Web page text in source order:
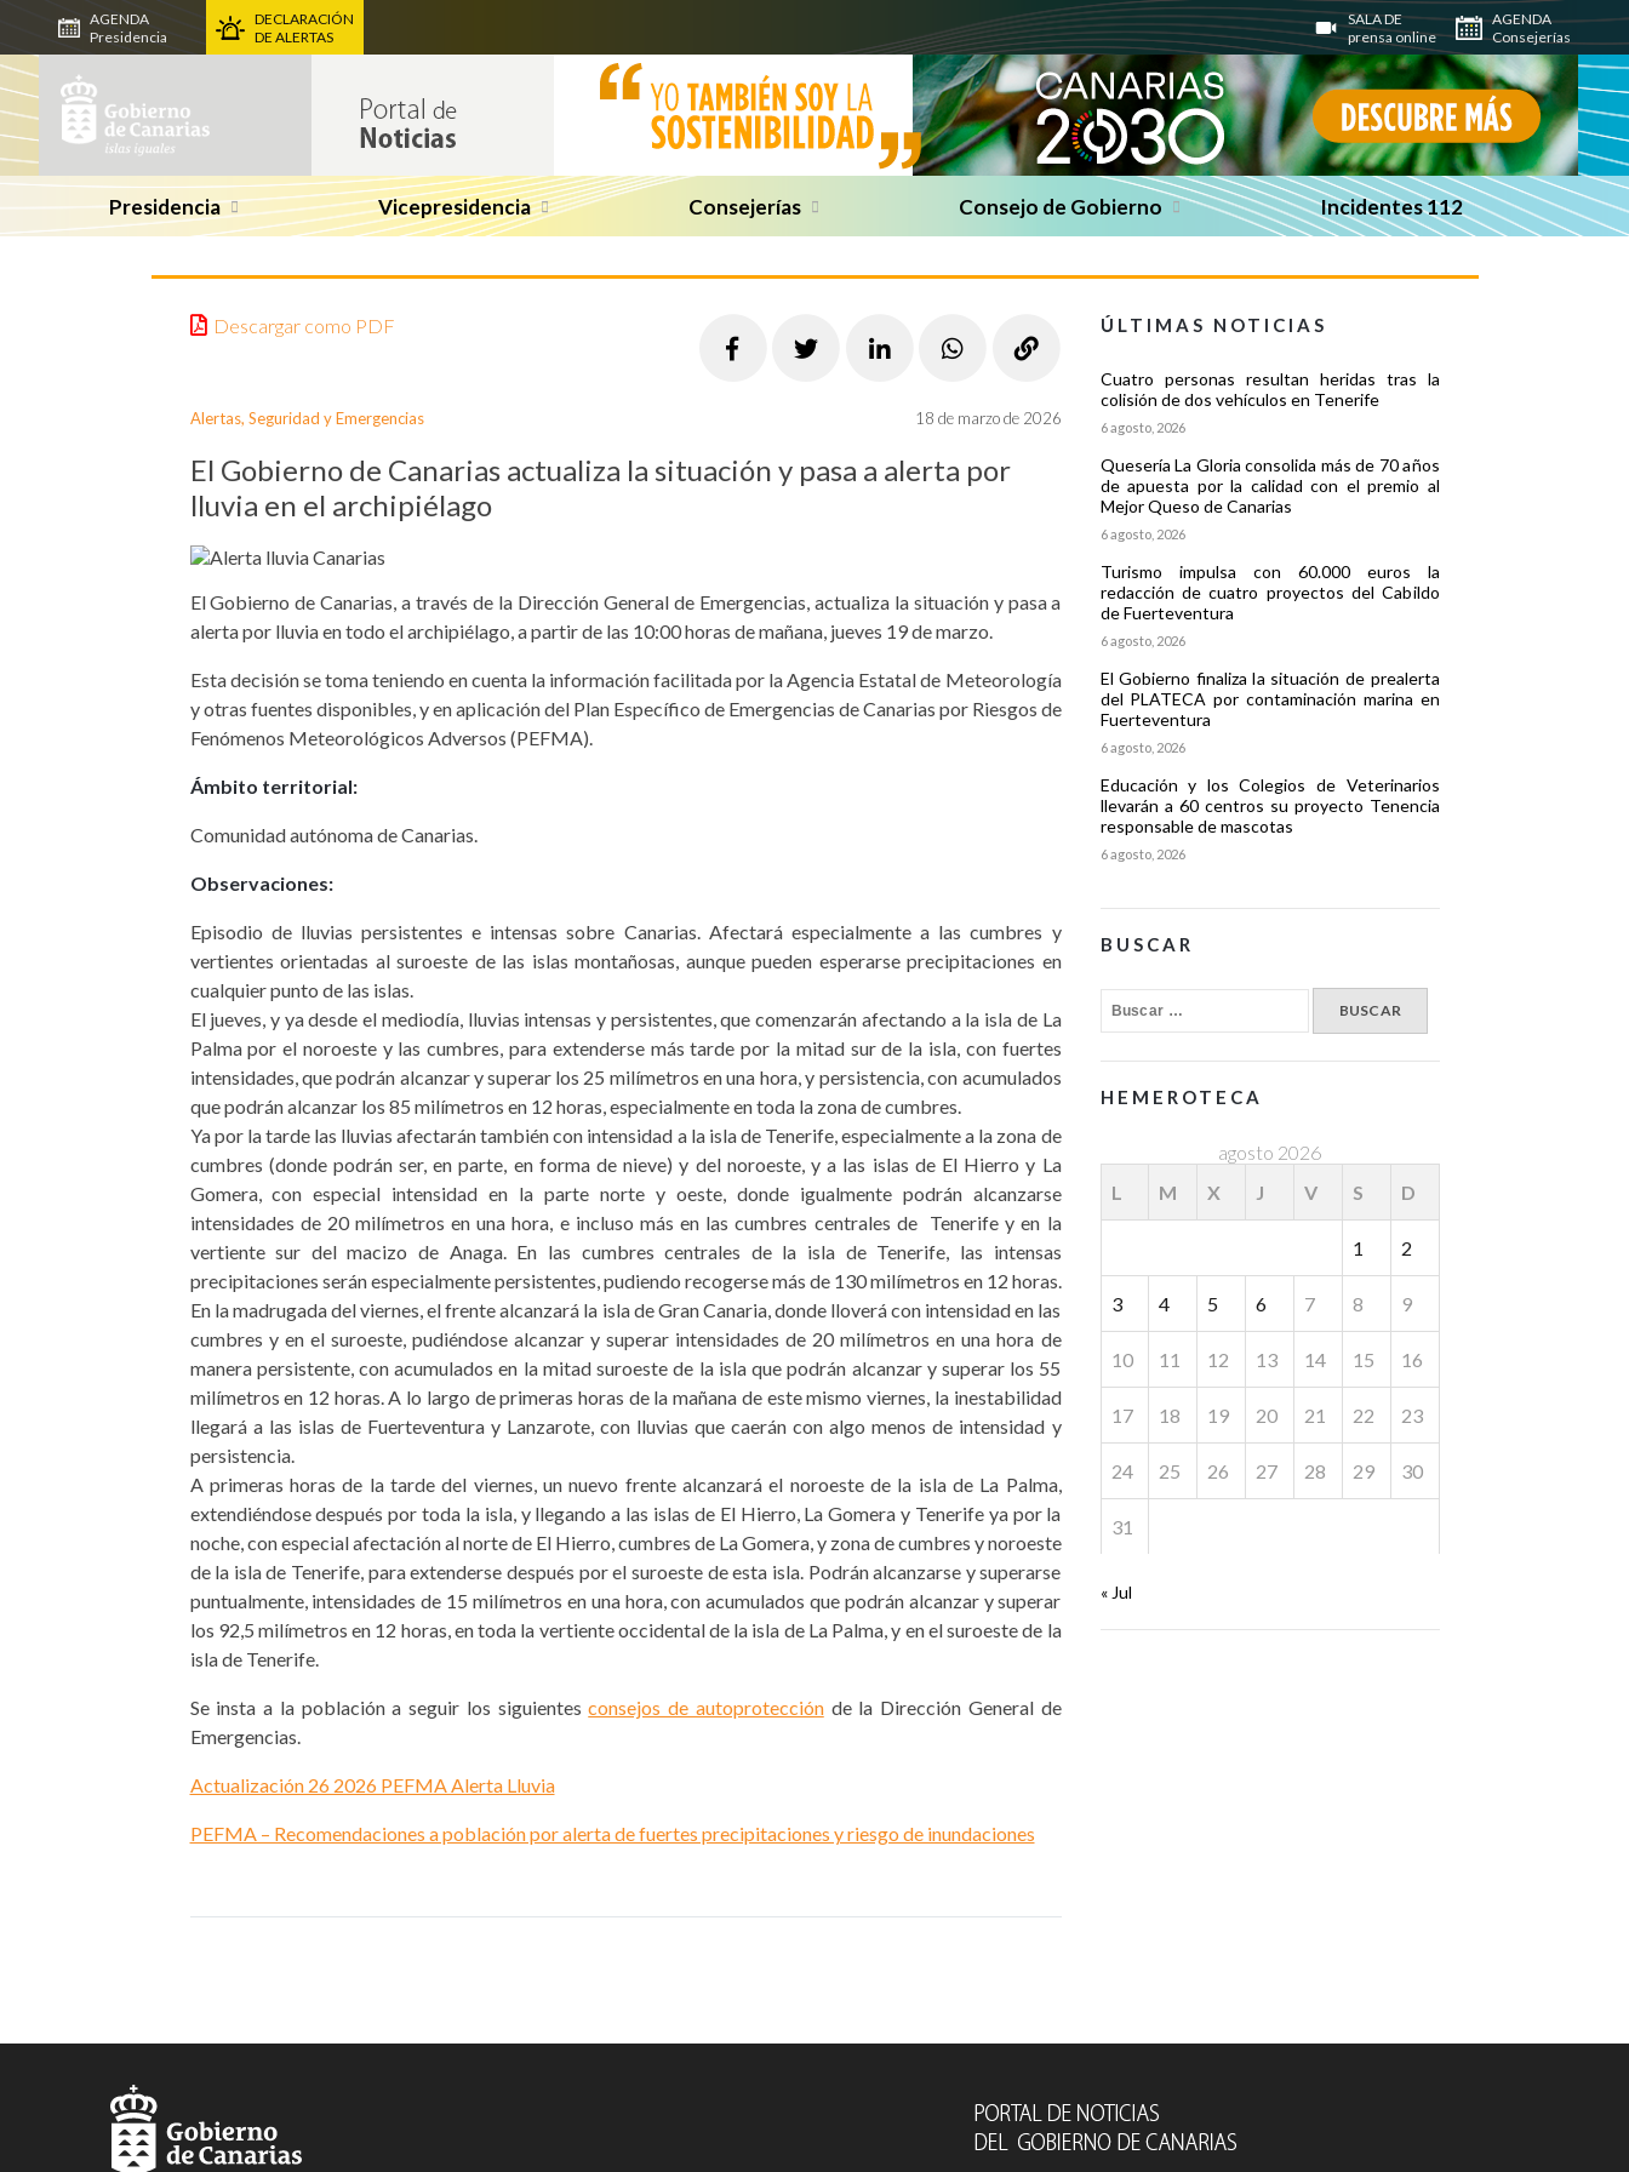
AGENDA
Presidencia
DECLARACIÓN
DE ALERTAS
SALA DE
prensa online
AGENDA
Consejerías
Presidencia Vicepresidencia Consejerías Consejo de Gobierno Incidentes 112
Descargar como PDF
Alertas, Seguridad y Emergencias 18 de marzo de 2026
El Gobierno de Canarias actualiza la situación y pasa a alerta por
lluvia en el archipiélago
El Gobierno de Canarias, a través de la Dirección General de Emergencias, actualiza la situación y pasa a
alerta por lluvia en todo el archipiélago, a partir de las 10:00 horas de mañana, jueves 19 de marzo.
Esta decisión se toma teniendo en cuenta la información facilitada por la Agencia Estatal de Meteorología
y otras fuentes disponibles, y en aplicación del Plan Específico de Emergencias de Canarias por Riesgos de
Fenómenos Meteorológicos Adversos (PEFMA).
Ámbito territorial:
Comunidad autónoma de Canarias.
Observaciones:
Episodio de lluvias persistentes e intensas sobre Canarias. Afectará especialmente a las cumbres y
vertientes orientadas al suroeste de las islas montañosas, aunque pueden esperarse precipitaciones en
cualquier punto de las islas.
El jueves, y ya desde el mediodía, lluvias intensas y persistentes, que comenzarán afectando a la isla de La
Palma por el noroeste y las cumbres, para extenderse más tarde por la mitad sur de la isla, con fuertes
intensidades, que podrán alcanzar y superar los 25 milímetros en una hora, y persistencia, con acumulados
que podrán alcanzar los 85 milímetros en 12 horas, especialmente en toda la zona de cumbres.
Ya por la tarde las lluvias afectarán también con intensidad a la isla de Tenerife, especialmente a la zona de
cumbres (donde podrán ser, en parte, en forma de nieve) y del noroeste, y a las islas de El Hierro y La
Gomera, con especial intensidad en la parte norte y oeste, donde igualmente podrán alcanzarse
intensidades de 20 milímetros en una hora, e incluso más en las cumbres centrales de Tenerife y en la
vertiente sur del macizo de Anaga. En las cumbres centrales de la isla de Tenerife, las intensas
precipitaciones serán especialmente persistentes, pudiendo recogerse más de 130 milímetros en 12 horas.
En la madrugada del viernes, el frente alcanzará la isla de Gran Canaria, donde lloverá con intensidad en las
cumbres y en el suroeste, pudiéndose alcanzar y superar intensidades de 20 milímetros en una hora de
manera persistente, con acumulados en la mitad suroeste de la isla que podrán alcanzar y superar los 55
milímetros en 12 horas. A lo largo de primeras horas de la mañana de este mismo viernes, la inestabilidad
llegará a las islas de Fuerteventura y Lanzarote, con lluvias que caerán con algo menos de intensidad y
persistencia.
A primeras horas de la tarde del viernes, un nuevo frente alcanzará el noroeste de la isla de La Palma,
extendiéndose después por toda la isla, y llegando a las islas de El Hierro, La Gomera y Tenerife ya por la
noche, con especial afectación al norte de El Hierro, cumbres de La Gomera, y zona de cumbres y noroeste
de la isla de Tenerife, para extenderse después por el suroeste de esta isla. Podrán alcanzarse y superarse
puntualmente, intensidades de 15 milímetros en una hora, con acumulados que podrán alcanzar y superar
los 92,5 milímetros en 12 horas, en toda la vertiente occidental de la isla de La Palma, y en el suroeste de la
isla de Tenerife.
Se insta a la población a seguir los siguientesconsejos de autoprotecciónde la Dirección General de
Emergencias.
Actualización 26 2026 PEFMA Alerta Lluvia
PEFMA – Recomendaciones a población por alerta de fuertes precipitaciones y riesgo de inundaciones
ÚLTIMAS NOTICIAS
Cuatro personas resultan heridas tras la
colisión de dos vehículos en Tenerife
6 agosto, 2026
Quesería La Gloria consolida más de 70 años
de apuesta por la calidad con el premio al
Mejor Queso de Canarias
6 agosto, 2026
Turismo impulsa con 60.000 euros la
redacción de cuatro proyectos del Cabildo
de Fuerteventura
6 agosto, 2026
El Gobierno finaliza la situación de prealerta
del PLATECA por contaminación marina en
Fuerteventura
6 agosto, 2026
Educación y los Colegios de Veterinarios
llevarán a 60 centros su proyecto Tenencia
responsable de mascotas
6 agosto, 2026
BUSCAR
HEMEROTECA
agosto 2026
L
M X J V S D
1 2
3 4 5 6 7 8 9
10 11 12 13 14 15 16
17 18 19 20 21 22 23
24 25 26 27 28 29 30
31
« Jul